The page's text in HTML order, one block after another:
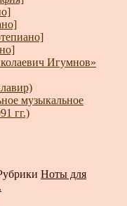
Игумнов»
музыкальное
гг.)
Ноты для